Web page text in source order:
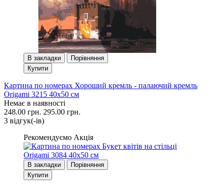
В закладки
Порівняння
Купити
Картина по номерах Хороший кремль - палаючий кремль
Origami 3215 40x50 см
Немає в наявності
248.00 грн. 295.00 грн.
3 вiдгук(-iв)
Рекомендуємо Акція
В закладки
Порівняння
Купити